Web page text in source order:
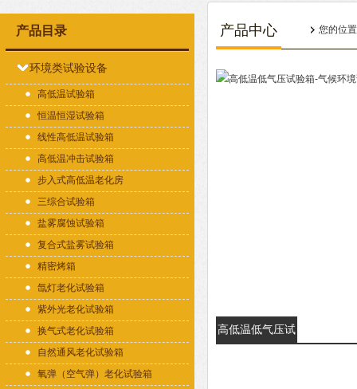
产品目录
环境类试验设备
高低温试验箱
恒温恒湿试验箱
线性高低温试验箱
高低温冲击试验箱
步入式高低温老化房
三综合试验箱
盐雾腐蚀试验箱
复合式盐雾试验箱
精密烤箱
氙灯老化试验箱
紫外光老化试验箱
换气式老化试验箱
自然通风老化试验箱
氧弹（空气弹）老化试验箱
产品中心 您的位
高低温低气压试